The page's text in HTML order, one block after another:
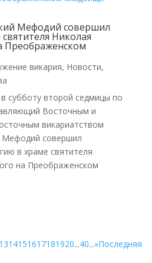
Мефодий совершил
Николая
Преображенском
викария, Новости,
субботу второй седмицы по
Восточным и
викариатством
Мефодий совершил
в храме святителя
на Преображенском
14151617181920...40...»Последняя